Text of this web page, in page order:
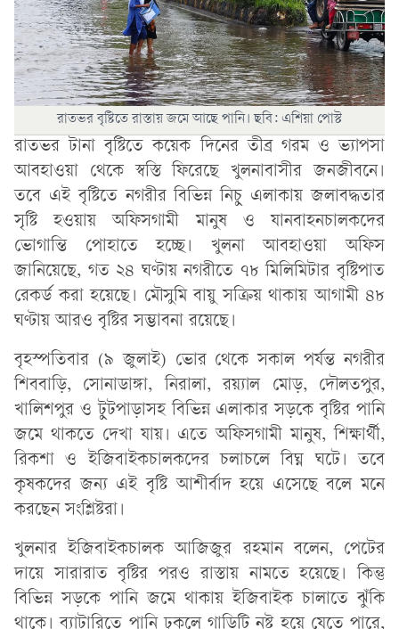
রাতভর বৃষ্টিতে রাস্তায় জমে আছে পানি। ছবি: এশিয়া পোস্ট
রাতভর টানা বৃষ্টিতে কয়েক দিনের তীব্র গরম ও ভ্যাপসা
আবহাওয়া থেকে স্বস্তি ফিরেছে খুলনাবাসীর জনজীবনে।
তবে এই বৃষ্টিতে নগরীর বিভিন্ন নিচু এলাকায় জলাবদ্ধতার
সৃষ্টি হওয়ায় অফিসগামী মানুষ ও যানবাহনচালকদের
ভোগান্তি পোহাতে হচ্ছে। খুলনা আবহাওয়া অফিস
জানিয়েছে, গত ২৪ ঘণ্টায় নগরীতে ৭৮ মিলিমিটার বৃষ্টিপাত
রেকর্ড করা হয়েছে। মৌসুমি বায়ু সক্রিয় থাকায় আগামী ৪৮
ঘণ্টায় আরও বৃষ্টির সম্ভাবনা রয়েছে।
বৃহস্পতিবার (৯ জুলাই) ভোর থেকে সকাল পর্যন্ত নগরীর
শিববাড়ি, সোনাডাঙ্গা, নিরালা, রয়্যাল মোড়, দৌলতপুর,
খালিশপুর ও টুটপাড়াসহ বিভিন্ন এলাকার সড়কে বৃষ্টির পানি
জমে থাকতে দেখা যায়। এতে অফিসগামী মানুষ, শিক্ষার্থী,
রিকশা ও ইজিবাইকচালকদের চলাচলে বিঘ্ন ঘটে। তবে
কৃষকদের জন্য এই বৃষ্টি আশীর্বাদ হয়ে এসেছে বলে মনে
করছেন সংশ্লিষ্টরা।
খুলনার ইজিবাইকচালক আজিজুর রহমান বলেন, পেটের
দায়ে সারারাত বৃষ্টির পরও রাস্তায় নামতে হয়েছে। কিন্তু
বিভিন্ন সড়কে পানি জমে থাকায় ইজিবাইক চালাতে ঝুঁকি
থাকে। ব্যাটারিতে পানি ঢুকলে গাড়িটি নষ্ট হয়ে যেতে পারে,